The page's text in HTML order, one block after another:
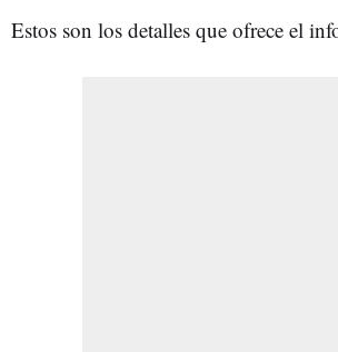
Estos son los detalles que ofrece el